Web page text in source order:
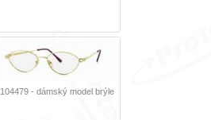
104479 - dámský model brýle